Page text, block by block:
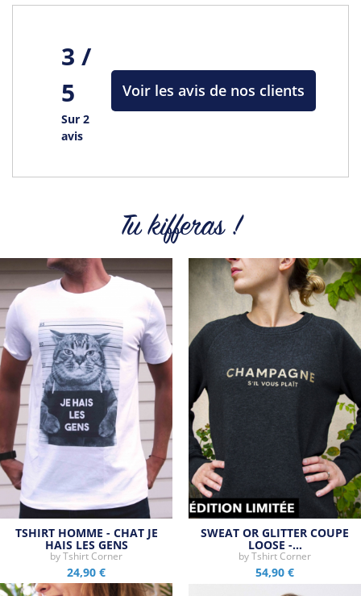
cool et originaux.
Tous les produits de la marque
3 /
5
Sur 2
avis
Voir les avis de nos clients
Tu kifferas !
TSHIRT HOMME - CHAT JE
HAIS LES GENS
byTshirt Corner
24,90 €
SWEAT OR GLITTER COUPE
LOOSE -…
byTshirt Corner
54,90 €